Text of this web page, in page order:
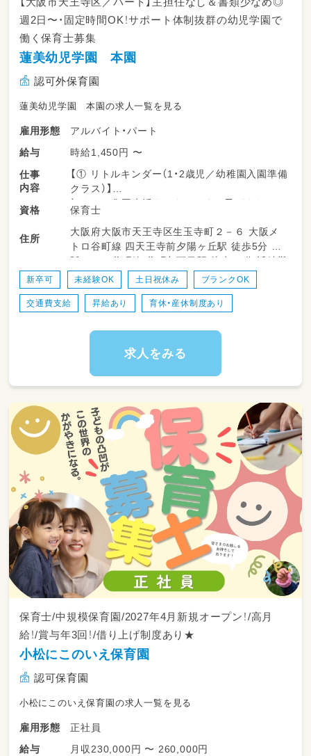
週2日〜・固定時間OK！サポート体制抜群の幼児学園で
働く保育士募集
蓮美幼児学園 本園
認可外保育園
蓮美幼児学園 本園の求人一覧を見る
雇用形態
アルバイト・パート
給与
時給1,450円 〜
仕事
内容
【① リトルキンダー（1・2歳児／幼稚園入園準備
クラス）】
初めての集団生活をスタートする子どもたちの
成長を支えるお仕事
リトミック、日課活動、工作、外遊びなど、
担任保育士と連携しながら、
す。
＜主な業務内容＞
・工作やレクリエーションの準備・お片付け
・子どもたちの安全な見守り
※教室はいつも賑やかで活気にあふれていま
す。
フットワーク軽く、身体を動かしながら楽しく
働きたい方にぴったりです！
選べる勤務時間：
9:00 〜 18:00（フルタイムでしっかり）
9:00 〜 14:30（ご家庭との両立や扶養内にも最
適）
【② ディスカバリークラブ（3〜5歳児／幼稚園
児の延長保育）】
子どもたちが笑顔で安全に過ごせるように見守
るお仕事
ラスのため、
スタッフ同士でしっかり声を掛け合い、連携し
ながら運営しています。
＜主な業務内容＞
・おやつタイムの準備や対応
・園内で行われる習い事（課外教室）への送迎補
資格 保育士
住所
大阪府大阪市天王寺区生玉寺町２－６ 大阪メ
トロ谷町線 四天王寺前夕陽ヶ丘駅 徒歩5分 大
阪メトロ谷町線 谷町九丁目駅 徒歩10分 近鉄難
波線 大阪上本町駅 徒歩15分
新卒可 未経験OK 土日祝休み ブランクOK
交通費支給 昇給あり 育休・産休制度あり
求人をみる
保育士/中規模保育園/2027年4月新規オープン！/高月
給！/賞与年3回！/借り上げ制度あり★
小松にこのいえ保育園
認可保育園
小松にこのいえ保育園の求人一覧を見る
雇用形態
正社員
給与
月収230,000円 〜 260,000円